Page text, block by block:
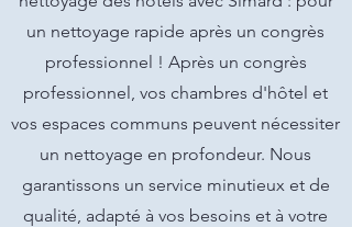
un nettoyage rapide après un congrès
professionnel ! Après un congrès
professionnel, vos chambres d'hôtel et
vos espaces communs peuvent nécessiter
un nettoyage en profondeur. Nous
garantissons un service minutieux et de
qualité, adapté à vos besoins et à votre